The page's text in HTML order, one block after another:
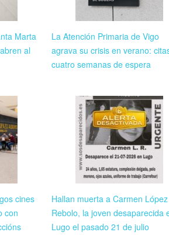
Marta
al
La Atención Primaria de Vigo
agrava su crisis en verano:
cuatro semanas de espera
cines
con
Hallan muerta a Carmen López
Rebolo, la joven desaparecida
Lugo el pasado 21 de julio